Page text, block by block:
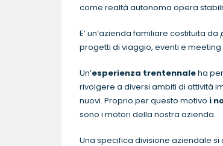
come realtà autonoma opera
E’ un’azienda familiare costituita da
progetti di viaggio, eventi e meeting
Un’esperienza trentennaleha
rivolgere a diversi ambiti di attività
nuovi. Proprio per questo motivo i
sono i motori della nostra azienda.
Una specifica divisione aziendale si